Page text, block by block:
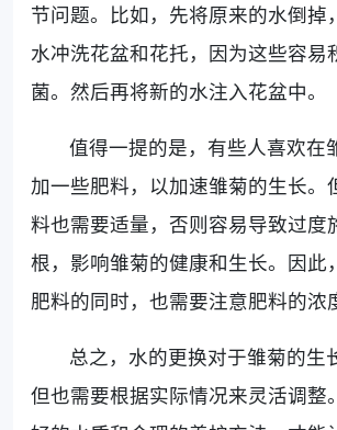
节问题。比如，先将原来的水倒掉
水冲洗花盆和花托，因为这些容易
菌。然后再将新的水注入花盆中。
值得一提的是，有些人喜欢在
加一些肥料，以加速雏菊的生长。
料也需要适量，否则容易导致过度
根，影响雏菊的健康和生长。因此
肥料的同时，也需要注意肥料的浓
总之，水的更换对于雏菊的生
但也需要根据实际情况来灵活调整